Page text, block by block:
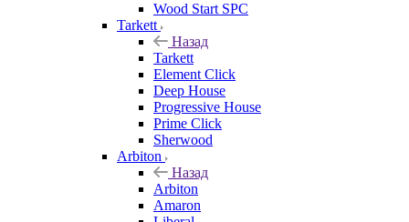
Wood Start SPC
Tarkett
Назад
Tarkett
Element Click
Deep House
Progressive House
Prime Click
Sherwood
Arbiton
Назад
Arbiton
Amaron